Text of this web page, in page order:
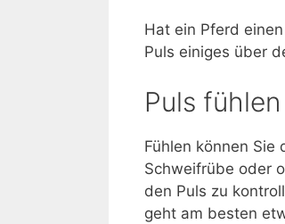
Hat ein Pferd
Puls einiges über
Puls
Fühlen können
Schweifrübe oder
den Puls zu
geht am besten